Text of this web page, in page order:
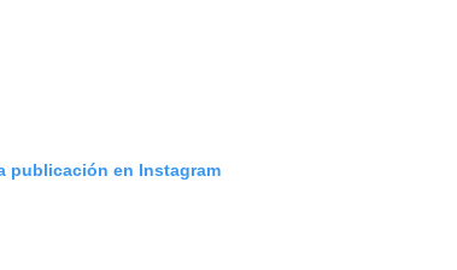
publicación en Instagram